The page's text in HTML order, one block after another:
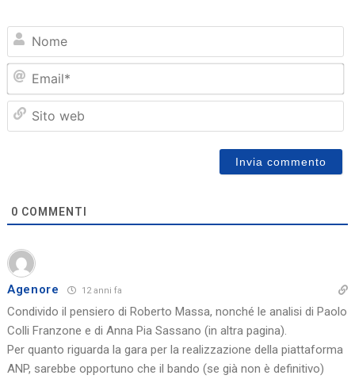
0 COMMENTI
Agenore 12 anni fa
Condivido il pensiero di Roberto Massa, nonché le analisi di Paolo
Colli Franzone e di Anna Pia Sassano (in altra pagina).
Per quanto riguarda la gara per la realizzazione della piattaforma
ANP, sarebbe opportuno che il bando (se già non è definitivo)